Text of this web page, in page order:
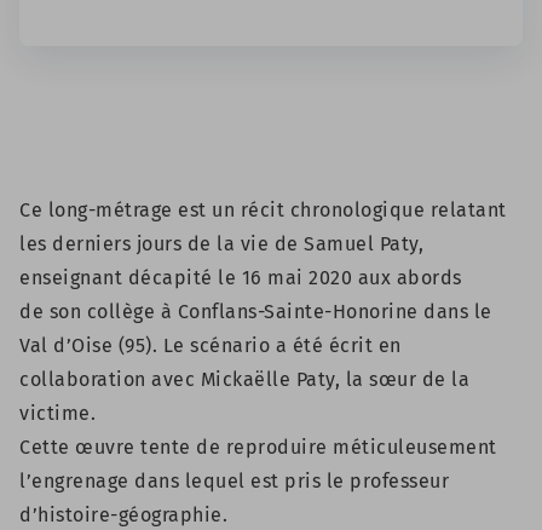
Ce long-métrage est un récit chronologique relatant
les derniers jours de la vie de Samuel Paty,
enseignant décapité le 16 mai 2020 aux abords
de son collège à Conflans-Sainte-Honorine dans le
Val d’Oise (95). Le scénario a été écrit en
collaboration avec Mickaëlle Paty, la sœur de la
victime.
Cette œuvre tente de reproduire méticuleusement
l’engrenage dans lequel est pris le professeur
d’histoire-géographie.